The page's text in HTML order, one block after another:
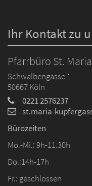
Ihr Kontakt zu
Pfarrbüro St.
Schwalbengasse 1
50667Köln
0221 2576237
st.maria-
Bürozeiten
Mo.-Mi.: 9h-11.30h
Do.:14h-17h
Fr.: geschlossen